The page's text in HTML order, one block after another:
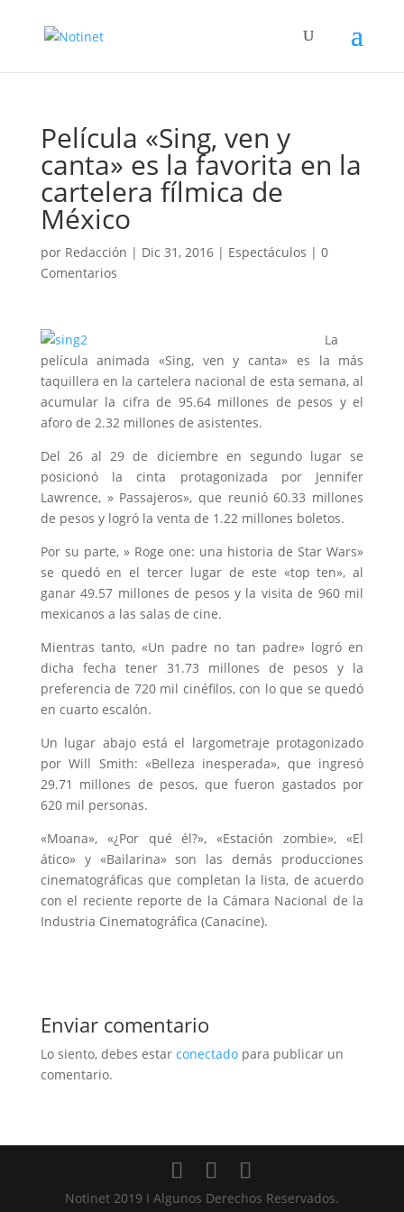
Película «Sing, ven y
canta» es la favorita en la
cartelera fílmica de
México
por Redacción | Dic 31, 2016| Espectáculos | 0
Comentarios
La
película animada «Sing, ven y canta» es la más
taquillera en la cartelera nacional de esta semana, al
acumular la cifra de 95.64 millones de pesos y el
aforo de 2.32 millones de asistentes.
Del 26 al 29 de diciembre en segundo lugar se
posicionó la cinta protagonizada por Jennifer
Lawrence, » Passajeros», que reunió 60.33 millones
de pesos y logró la venta de 1.22 millones boletos.
Por su parte, » Roge one: una historia de Star Wars»
se quedó en el tercer lugar de este «top ten», al
ganar 49.57 millones de pesos y la visita de 960 mil
mexicanos a las salas de cine.
Mientras tanto, «Un padre no tan padre» logró en
dicha fecha tener 31.73 millones de pesos y la
preferencia de 720 mil cinéfilos, con lo que se quedó
en cuarto escalón.
Un lugar abajo está el largometraje protagonizado
por Will Smith: «Belleza inesperada», que ingresó
29.71 millones de pesos, que fueron gastados por
620 mil personas.
«Moana», «¿Por qué él?», «Estación zombie», «El
ático» y «Bailarina» son las demás producciones
cinematográficas que completan la lista, de acuerdo
con el reciente reporte de la Cámara Nacional de la
Industria Cinematográfica (Canacine).
Enviar comentario
Lo siento, debes estar conectadopara publicar un
comentario.
Notinet 2019 I Algunos Derechos Reservados.